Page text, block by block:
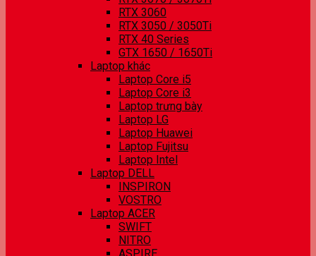
RTX 3060
RTX 3050 / 3050Ti
RTX 40 Series
GTX 1650 / 1650Ti
Laptop khác
Laptop Core i5
Laptop Core i3
Laptop trưng bày
Laptop LG
Laptop Huawei
Laptop Fujitsu
Laptop Intel
Laptop DELL
INSPIRON
VOSTRO
Laptop ACER
SWIFT
NITRO